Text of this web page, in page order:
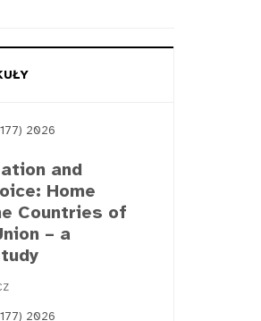
2026
and
Home
Countries of
– a
2026